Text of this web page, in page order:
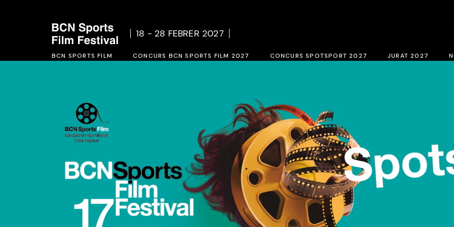
BCN SPORTS FILM
Edicions Anteriors
CONCURS BCN SPORTS FILM 2027 CONCURS SPOTSPORT 2027 JURAT 2027
18 - 28 FEBRER 2027
Acció social
Edicions Anteriors
Formulari inscripció 2027